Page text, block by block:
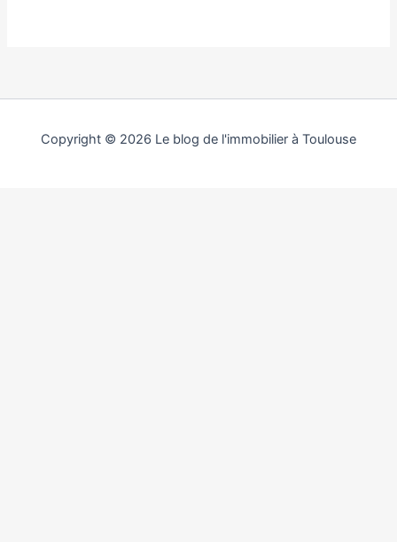
Copyright © 2026 Le blog de l'immobilier à Toulouse